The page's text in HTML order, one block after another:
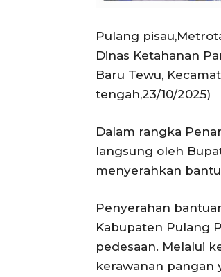
Pulang
Dinas Ketahanan
Baru Tewu,
tengah,23/10/2025)
Dalam rangka
langsung oleh
menyerahkan
Penyerahan
Kabupaten Pulang
pedesaan. Melalui
kerawanan pangan